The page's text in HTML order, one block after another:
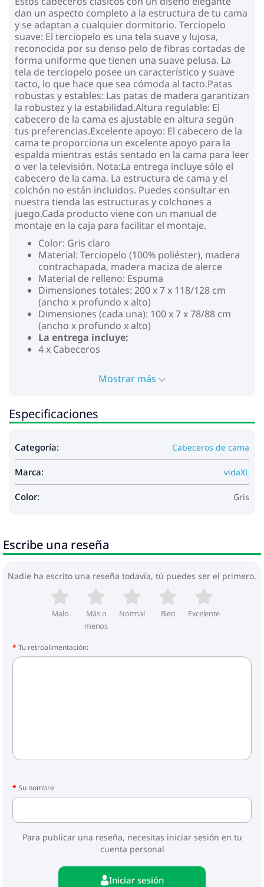
dan un aspecto completo a la estructura de tu cama
y se adaptan a cualquier dormitorio. Terciopelo
suave: El terciopelo es una tela suave y lujosa,
reconocida por su denso pelo de fibras cortadas de
forma uniforme que tienen una suave pelusa. La
tela de terciopelo posee un característico y suave
tacto, lo que hace que sea cómoda al tacto.Patas
robustas y estables: Las patas de madera garantizan
la robustez y la estabilidad.Altura regulable: El
cabecero de la cama es ajustable en altura según
tus preferencias.Excelente apoyo: El cabecero de la
cama te proporciona un excelente apoyo para la
espalda mientras estás sentado en la cama para leer
o ver la televisión. Nota:La entrega incluye sólo el
cabecero de la cama. La estructura de cama y el
colchón no están incluidos. Puedes consultar en
nuestra tienda las estructuras y colchones a
juego.Cada producto viene con un manual de
montaje en la caja para facilitar el montaje.
Color: Gris claro
Material: Terciopelo (100% poliéster), madera
contrachapada, madera maciza de alerce
Material de relleno: Espuma
Dimensiones totales: 200 x 7 x 118/128 cm
(ancho x profundo x alto)
Dimensiones (cada una): 100 x 7 x 78/88 cm
(ancho x profundo x alto)
La entrega incluye:
4 x Cabeceros
Mostrar más
Especificaciones
Categoría: Cabeceros de cama
Marca: vidaXL
Color: Gris
Escribe una reseña
Nadie ha escrito una reseña todavía, tú puedes ser el primero.
Malo
Más o
menos
Normal Bien Excelente
Tu retroalimentación:
Su nombre
Para publicar una reseña, necesitas iniciar sesión en tu
cuenta personal
Iniciar sesión